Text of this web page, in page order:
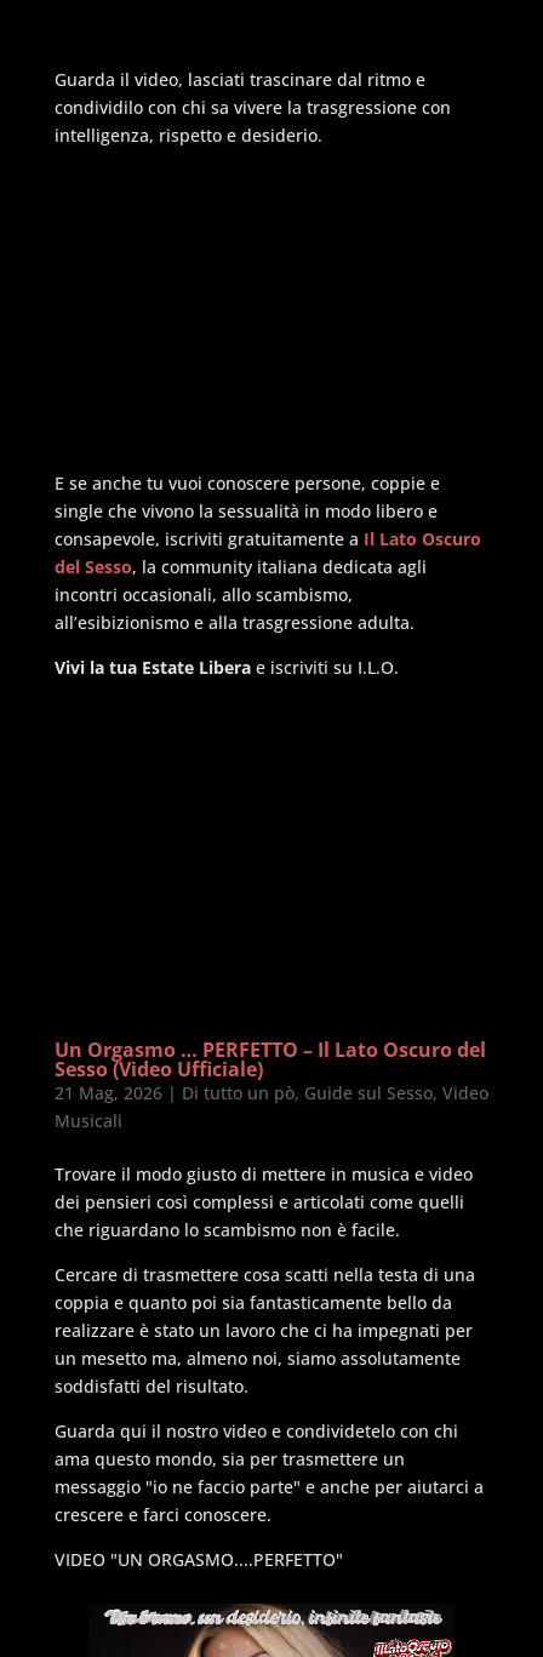
Guarda il video, lasciati trascinare dal ritmo e
condividilo con chi sa vivere la trasgressione con
intelligenza, rispetto e desiderio.
E se anche tu vuoi conoscere persone, coppie e
single che vivono la sessualità in modo libero e
consapevole, iscriviti gratuitamente a Il Lato Oscuro
del Sesso, la community italiana dedicata agli
incontri occasionali, allo scambismo,
all’esibizionismo e alla trasgressione adulta.
Vivi la tua Estate Liberae iscriviti su I.L.O.
Un Orgasmo … PERFETTO – Il Lato Oscuro del
Sesso (Video Ufficiale)
21 Mag, 2026| Di tutto un pò, Guide sul Sesso, Video
Musicali
Trovare il modo giusto di mettere in musica e video
dei pensieri così complessi e articolati come quelli
che riguardano lo scambismo non è facile.
Cercare di trasmettere cosa scatti nella testa di una
coppia e quanto poi sia fantasticamente bello da
realizzare è stato un lavoro che ci ha impegnati per
un mesetto ma, almeno noi, siamo assolutamente
soddisfatti del risultato.
Guarda qui il nostro video e condividetelo con chi
ama questo mondo, sia per trasmettere un
messaggio "io ne faccio parte" e anche per aiutarci a
crescere e farci conoscere.
VIDEO "UN ORGASMO....PERFETTO"